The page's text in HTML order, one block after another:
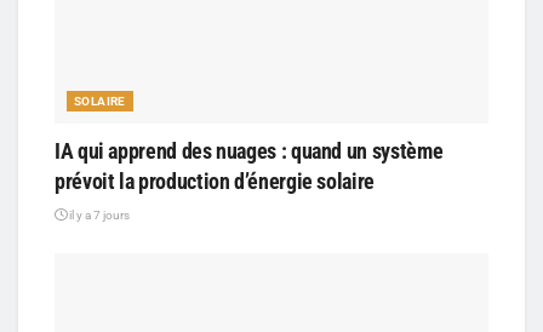
SOLAIRE
IA qui apprend des nuages : quand un système
prévoit la production d’énergie solaire
il y a 7 jours